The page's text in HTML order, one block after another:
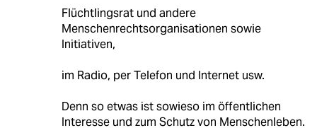
Flüchtlingsrat und andere
Menschenrechtsorganisationen sowie
Initiativen,
im Radio, per Telefon und Internet usw.
Denn so etwas ist sowieso im öffentlichen
Interesse und zum Schutz von Menschenleben.